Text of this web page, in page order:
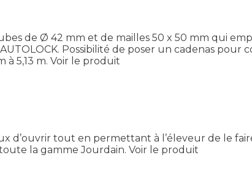
de Ø 42 mm et de mailles 50 x 50 mm qui
Possibilité de poser un cadenas pour
5,13 m. Voir le produit
d’ouvrir tout en permettant à l’éleveur de le
la gamme Jourdain. Voir le produit